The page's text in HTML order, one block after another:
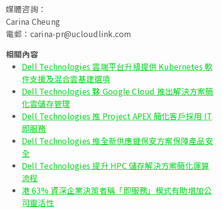
媒體咨詢：
Carina Cheung
電郵： carina-pr@ucloudlink.com
相關內容
Dell Technologies 雲端平台升級提供 Kubernetes 軟
件支援及混合雲基建選項
Dell Technologies 夥 Google Cloud 推出解決方案簡
化雲儲存管理
Dell Technologies 推 Project APEX 簡化客戶採用 IT
即服務
Dell Technologies 推全新供應鏈保安方案保障產品安
全
Dell Technologies 提升 HPC 儲存解決方案簡化運算
流程
港 63% 資深企業決策者稱「即服務」模式有助增加公
司靈活性